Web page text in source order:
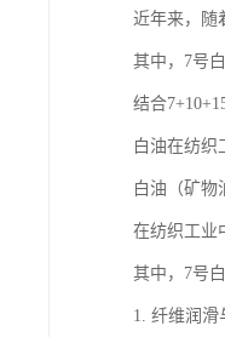
近年来，随
其中，7号
结合
白油在纺织
白油（矿物
在纺织工业
其中，7号
1. 纤维润滑